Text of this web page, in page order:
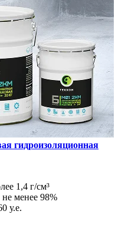
гидроизоляционная
1,4 г/см³
не менее 98%
у.е.